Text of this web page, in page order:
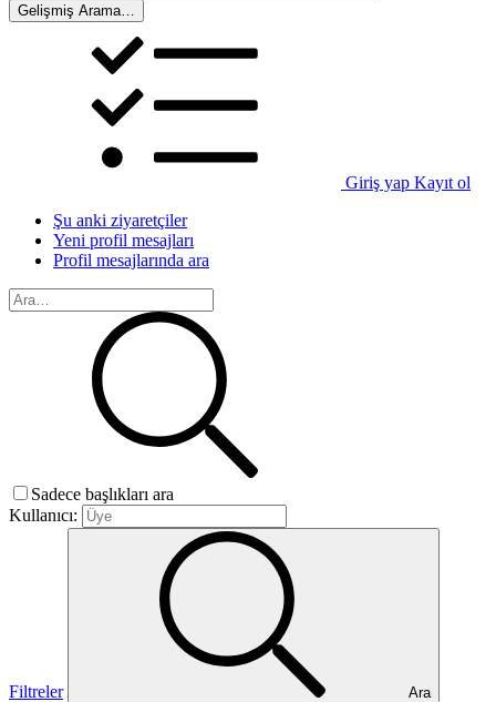
Gelişmiş Arama…
Giriş yap Kayıt ol
Şu anki ziyaretçiler
Yeni profil mesajları
Profil mesajlarında ara
Sadece başlıkları ara
Kullanıcı:
Filtreler Ara